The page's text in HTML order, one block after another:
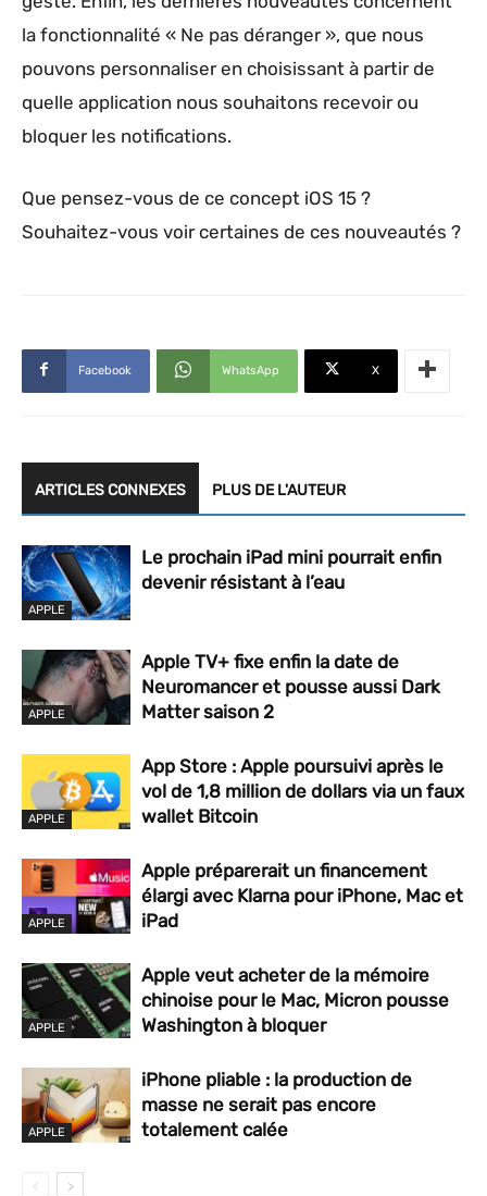
la fonctionnalité « Ne pas déranger », que nous
pouvons personnaliser en choisissant à partir de
quelle application nous souhaitons recevoir ou
bloquer les notifications.
Que pensez-vous de ce concept iOS 15 ?
Souhaitez-vous voir certaines de ces nouveautés ?
Facebook WhatsApp X
ARTICLES CONNEXES PLUS DE L'AUTEUR
APPLE
Le prochain iPad mini pourrait enfin
devenir résistant à l’eau
APPLE
Apple TV+ fixe enfin la date de
Neuromancer et pousse aussi Dark
Matter saison 2
APPLE
App Store : Apple poursuivi après le
vol de 1,8 million de dollars via un faux
wallet Bitcoin
APPLE
Apple préparerait un financement
élargi avec Klarna pour iPhone, Mac et
iPad
APPLE
Apple veut acheter de la mémoire
chinoise pour le Mac, Micron pousse
Washington à bloquer
APPLE
iPhone pliable : la production de
masse ne serait pas encore
totalement calée